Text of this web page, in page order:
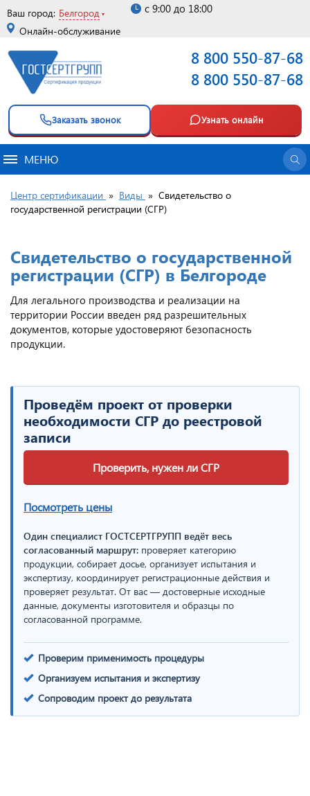
Ваш город: Белгород
Онлайн-обслуживание
с 9:00 до 18:00
8 800 550-87-68
8 800 550-87-68
Заказать звонок Узнать онлайн
МЕНЮ
Центр сертификации » Виды » Свидетельство о
государственной регистрации (СГР)
Свидетельство о государственной
регистрации (СГР) в Белгороде
Для легального производства и реализации на
территории России введен ряд разрешительных
документов, которые удостоверяют безопасность
продукции.
Проведём проект от проверки
необходимости СГР до реестровой
записи
Один специалист ГОСТСЕРТГРУПП ведёт весь
согласованный маршрут: проверяет категорию
продукции, собирает досье, организует испытания и
экспертизу, координирует регистрационные действия и
проверяет результат. От вас — достоверные исходные
данные, документы изготовителя и образцы по
согласованной программе.
Проверить, нужен ли СГР
Посмотреть цены
Проверим применимость процедуры
Организуем испытания и экспертизу
Сопроводим проект до результата